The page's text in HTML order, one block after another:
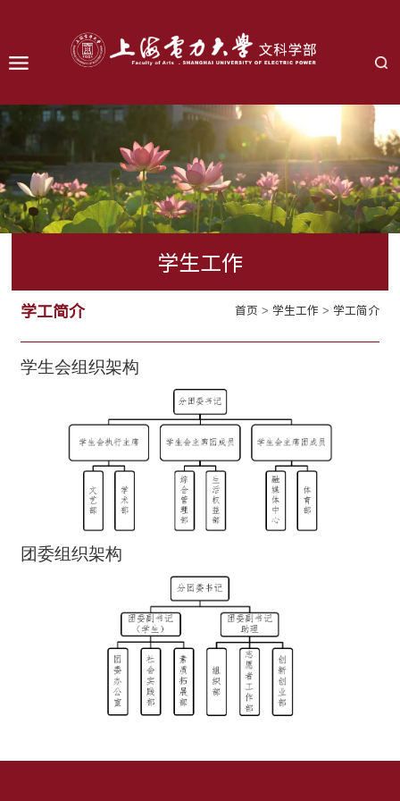
学生工作
首页 > 学生工作 > 学工简介
学工简介
学生会组织架构
团委组织架构